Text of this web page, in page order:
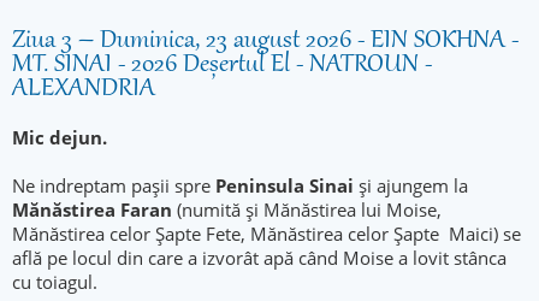
Ziua 3 – Duminica, 23 august 2026 - EIN SOKHNA -
MT. SINAI - 2026 Deșertul El - NATROUN -
ALEXANDRIA
Mic dejun.
Ne indreptam pașii spre Peninsula Sinai și ajungem la
Mănăstirea Faran (numită și Mănăstirea lui Moise,
Mănăstirea celor Șapte Fete, Mănăstirea celor Șapte Maici) se
află pe locul din care a izvorât apă când Moise a lovit stânca
cu toiagul.